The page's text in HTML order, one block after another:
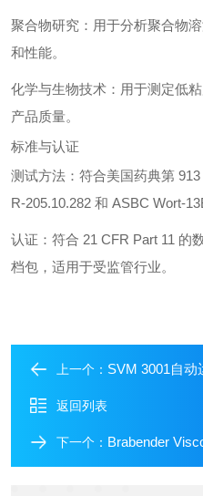
聚合物研究：用于分析聚合物
和性能。
化学与生物技术：用于测定低
产品质量。
标准与认证
测试方法：符合美国药典第
R-205.10.282 和 ASBC Wort-
认证：符合 21 CFR Part 11 的
档包，适用于受监管行业。
上一个： SVM 3001自动
返回列表
下一个： Brabender